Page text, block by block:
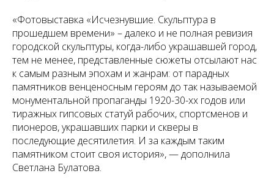
«Фотовыставка «Исчезнувшие. Скульптура в
прошедшем времени» – далеко и не полная ревизия
городской скульптуры, когда-либо украшавшей город,
тем не менее, представленные сюжеты отсылают нас
к самым разным эпохам и жанрам: от парадных
памятников венценосным героям до так называемой
монументальной пропаганды 1920-30-хх годов или
тиражных гипсовых статуй рабочих, спортсменов и
пионеров, украшавших парки и скверы в
последующие десятилетия. И за каждым таким
памятником стоит своя история», — дополнила
Светлана Булатова.